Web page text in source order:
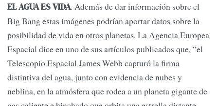
EL AGUA ES VIDA. Además de dar información sobre el
Big Bang estas imágenes podrían aportar datos sobre la
posibilidad de vida en otros planetas. La Agencia Europea
Espacial dice en uno de sus artículos publicados que, “el
Telescopio Espacial James Webb capturó la firma
distintiva del agua, junto con evidencia de nubes y
neblina, en la atmósfera que rodea a un planeta gigante de